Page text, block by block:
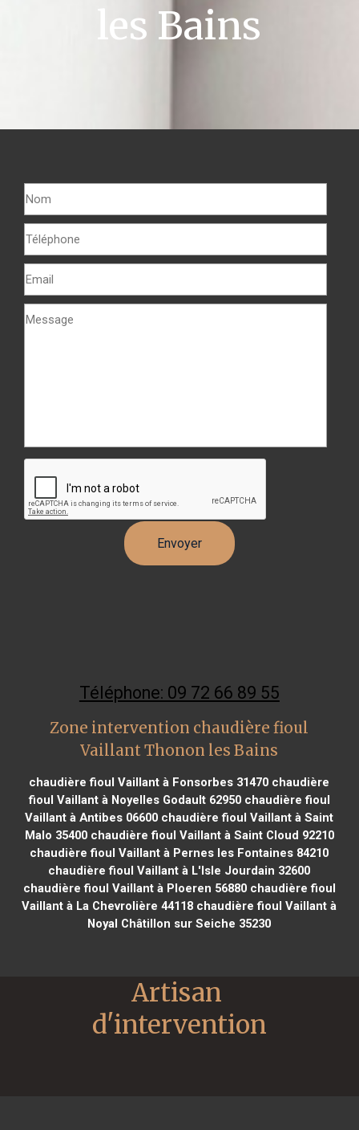
les Bains
Téléphone: 09 72 66 89 55
Zone intervention chaudière fioul
Vaillant Thonon les Bains
chaudière fioul Vaillant à Fonsorbes 31470 chaudière
fioul Vaillant à Noyelles Godault 62950chaudière fioul
Vaillant à Antibes 06600 chaudière fioul Vaillant à Saint
Malo 35400chaudière fioul Vaillant à Saint Cloud 92210
chaudière fioul Vaillant à Pernes les Fontaines 84210
chaudière fioul Vaillant à L'Isle Jourdain 32600
chaudière fioul Vaillant à Ploeren 56880chaudière fioul
Vaillant à La Chevrolière 44118 chaudière fioul Vaillant à
Noyal Châtillon sur Seiche 35230
Artisan
d'intervention